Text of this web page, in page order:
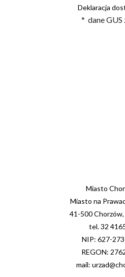
Deklaracja
* dane GUS
Miasto
Miasto na
41-500 Chorzów,
tel. 32
NIP: 627-
REGON:
mail: